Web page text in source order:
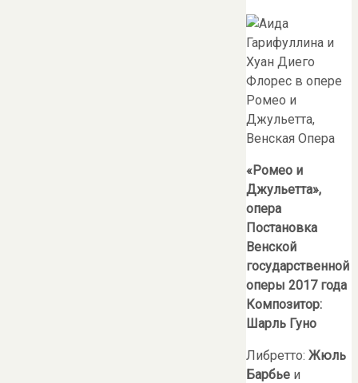
«Ромео и
Джульетта»,
опера
Постановка
Венской
государственной
оперы 2017 года
Композитор:
Шарль Гуно
Либретто: Жюль
Барбье и